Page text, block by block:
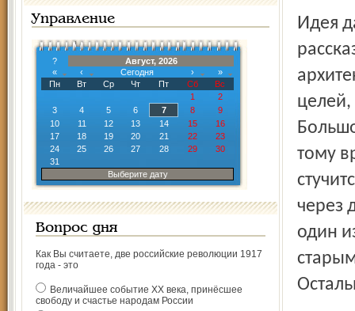
Управление
?
Август, 2026
«
‹ Сегодня ›
»
Пн
Вт Ср Чт Пт Сб
Вс
1
2
3
4 5 6 7 8
9
10
11 12 13 14 15
16
17
18 19 20 21 22
23
24
25 26 27 28 29
30
31
Выберите дату
Вопрос дня
Как Вы считаете, две российские революции 1917
года - это
Величайшее событие ХХ века, принёсшее
свободу и счастье народам России
Идея давно витает в воздухе. «Северный край» подробно
тому
через
один